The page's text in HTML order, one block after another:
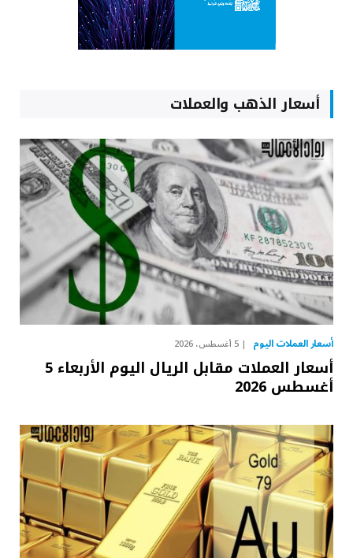
أسعار الذهب والعملات
أسعار العملات اليوم 5 أغسطس، 2026
أسعار العملات مقابل الريال اليوم الأربعاء 5
أغسطس 2026